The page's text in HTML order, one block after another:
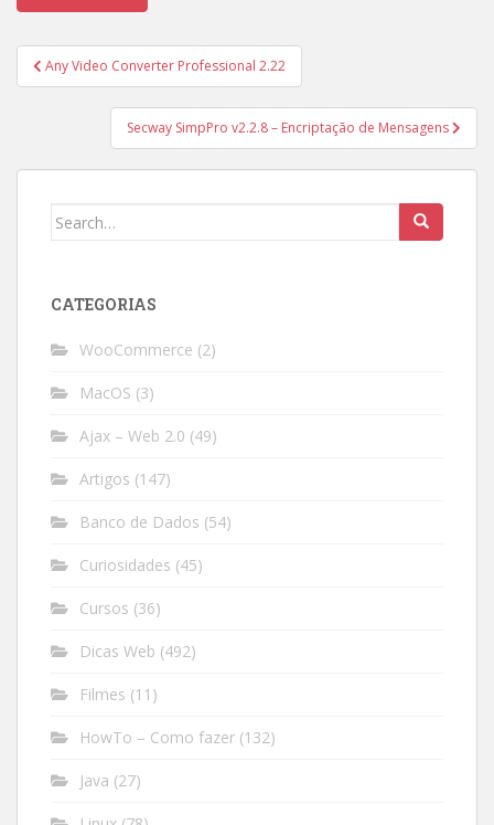
Post
navigation
Any Video Converter Professional 2.22
Secway SimpPro v2.2.8 – Encriptação de Mensagens
Search
CATEGORIAS
WooCommerce (2)
MacOS (3)
Ajax – Web 2.0 (49)
Artigos (147)
Banco de Dados (54)
Curiosidades (45)
Cursos (36)
Dicas Web (492)
Filmes (11)
HowTo – Como fazer (132)
Java (27)